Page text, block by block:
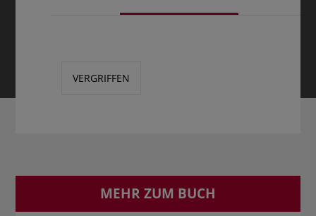
VERGRIFFEN
MEHR ZUM BUCH